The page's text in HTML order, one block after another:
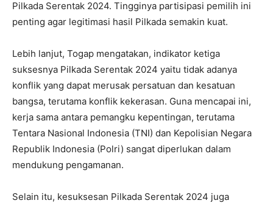
Pilkada Serentak 2024. Tingginya partisipasi pemilih ini
penting agar legitimasi hasil Pilkada semakin kuat.
Lebih lanjut, Togap mengatakan, indikator ketiga
suksesnya Pilkada Serentak 2024 yaitu tidak adanya
konflik yang dapat merusak persatuan dan kesatuan
bangsa, terutama konflik kekerasan. Guna mencapai ini,
kerja sama antara pemangku kepentingan, terutama
Tentara Nasional Indonesia (TNI) dan Kepolisian Negara
Republik Indonesia (Polri) sangat diperlukan dalam
mendukung pengamanan.
Selain itu, kesuksesan Pilkada Serentak 2024 juga